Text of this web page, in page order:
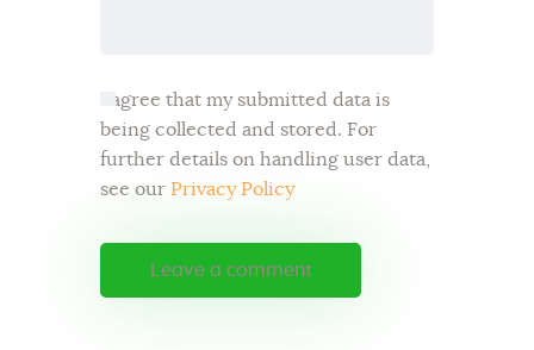
I agree that my submitted data is
being collected and stored. For
further details on handling user data,
see our Privacy Policy